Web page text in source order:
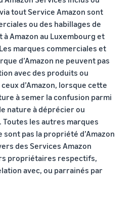
tout Service Amazon sont
ou des habillages de
Amazon au Luxembourg et
marques commerciales et
d’Amazon ne peuvent pas
avec des produits ou
d’Amazon, lorsque cette
à semer la confusion parmi
nature à déprécier ou
les autres marques
pas la propriété d’Amazon
des Services Amazon
propriétaires respectifs,
avec, ou parrainés par